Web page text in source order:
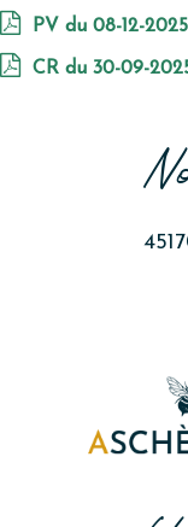
PV du 08-12-2025
CR du 30-09-